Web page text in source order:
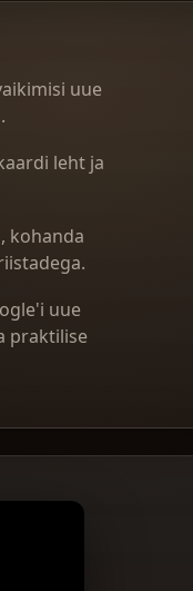
uue
leht ja
kohanda
uue
praktilise